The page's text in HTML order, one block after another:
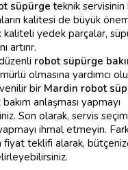
süpürge teknik servisinin
kalitesi de büyük
kaliteli yedek parçalar,
artırır.
robot süpürge
olmasına yardımcı
bir Mardin robot
anlaşması yapmayı
Son olarak, servis
ihmal etmeyin.
fiyat teklifi alarak,